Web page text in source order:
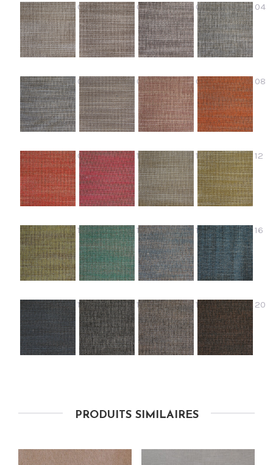
01 02 03 04
05 06 07 08
09 10 11 12
13 14 15 16
17 18 19 20
PRODUITS SIMILAIRES